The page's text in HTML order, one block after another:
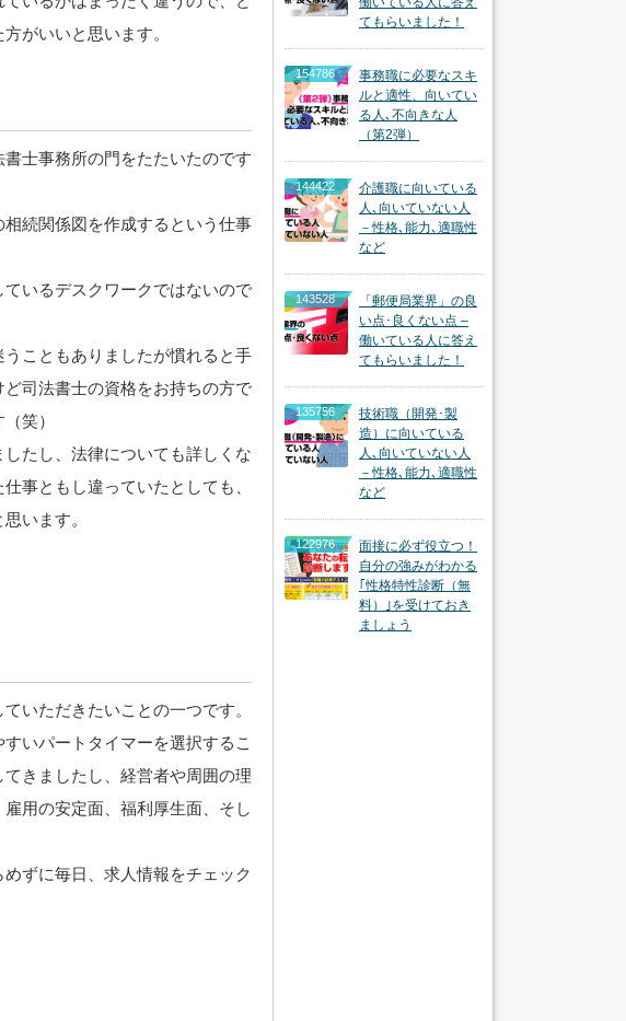
がいいと思います。
士事務所の門をたたいたのです
続関係図を作成するという仕事
いるデスクワークではないので
こともありましたが慣れると手
司法書士の資格をお持ちの方で
笑）
たし、法律についても詳しくな
事ともし違っていたとしても、
います。
いただきたいことの一つです。
いパートタイマーを選択するこ
きましたし、経営者や周囲の理
用の安定面、福利厚生面、そし
ずに毎日、求人情報をチェック
てもらいました！
154786
事務職に必要なスキ
ルと適性、向いてい
る人､不向きな人
（第2弾）
144422
介護職に向いている
人､向いていない人
－性格､能力､適職性
など
143528
「郵便局業界」の良
い点･良くない点 –
働いている人に答え
てもらいました！
135756
技術職（開発･製
造）に向いている
人､向いていない人
－性格､能力､適職性
など
122976
面接に必ず役立つ！
自分の強みがわかる
｢性格特性診断（無
料）｣を受けておき
ましょう